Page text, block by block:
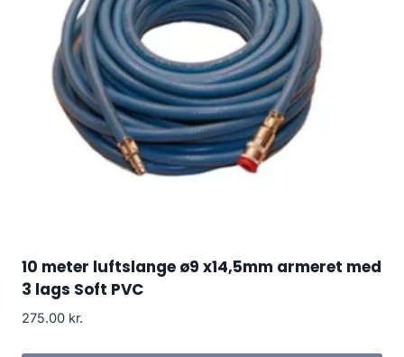
10 meter luftslange ø9 x14,5mm armeret med
3 lags Soft PVC
275.00 kr.